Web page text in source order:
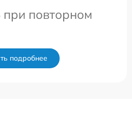
повторном
подробнее